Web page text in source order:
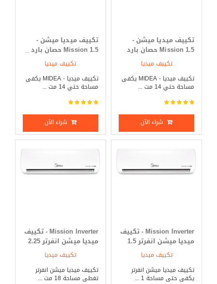
تكييف ميديا ميشن -
Mission 1.5 حصان بارد
تكييف ميديا
تكييف ميديا - MIDEA يكفى
مساحة حتي 14 مت ...
شراء الآن
تكييف ميديا ميشن -
Mission 1.5 حصان بارد _
تكييف ميديا
تكييف ميديا - MIDEA يكفى
مساحة حتي 14 مت ...
شراء الآن
Mission Inverter - تكييف
ميديا ميشن انفرتر 1.5
حصان بارد _ ساخن
تكييف ميديا
تكييف ميديا ميشن انفرتر
يكفى حتى مساحة 1 ...
Mission Inverter - تكييف
ميديا ميشن انفرتر 2.25
حصان بارد _ ساخن
تكييف ميديا
تكييف ميديا ميشن انفرتر
تغطى مساحة 18 مت ...